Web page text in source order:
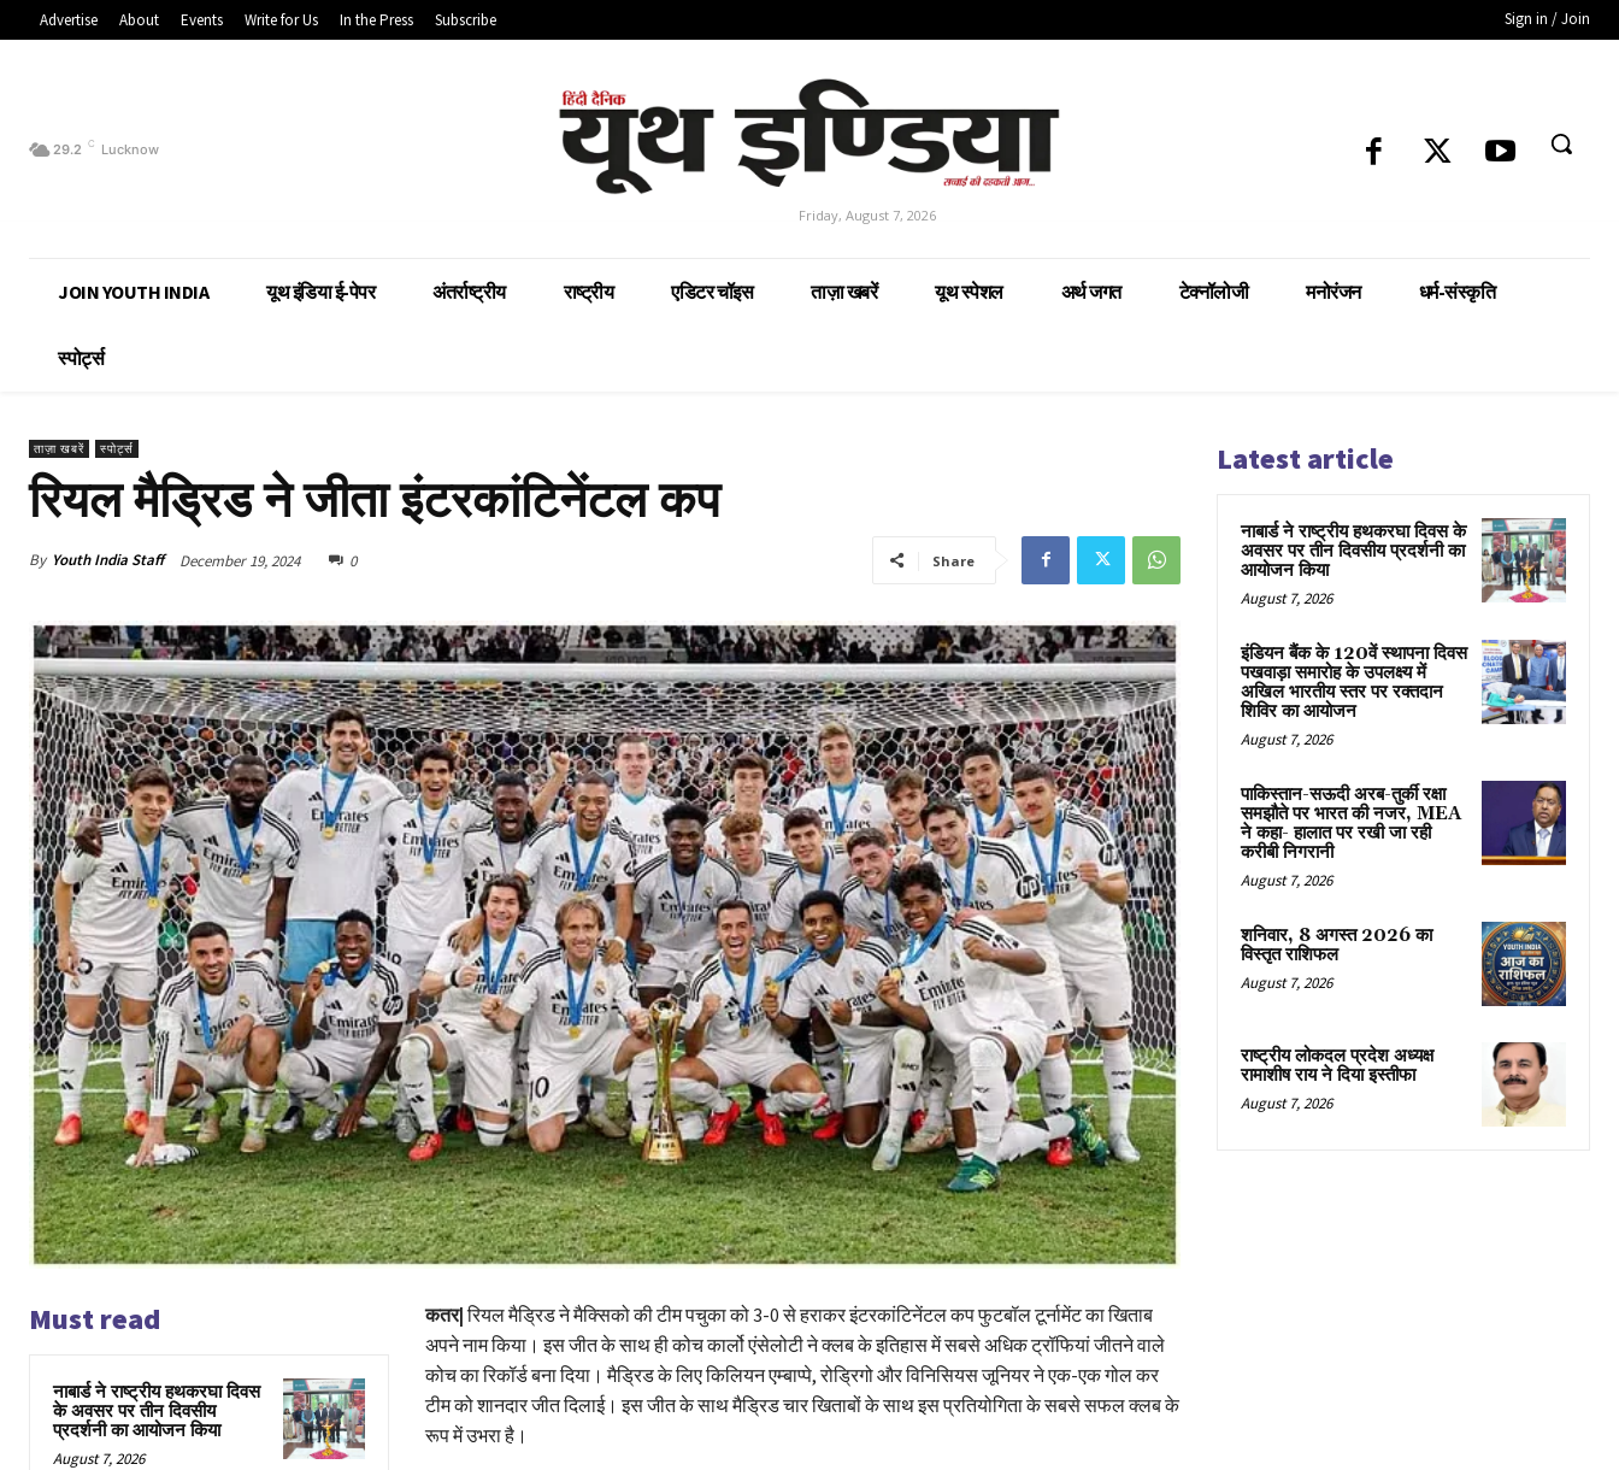
Advertise About Events Write for Us In the Press Subscribe Sign in / Join
29.2 C Lucknow
Friday, August 7, 2026
JOIN YOUTH INDIA यूथ इंडिया ई-पेपर अंतर्राष्ट्रीय राष्ट्रीय एडिटर चॉइस ताज़ा खबरें यूथ स्पेशल अर्थ जगत टेक्नॉलोजी मनोरंजन धर्म-संस्कृति
स्पोर्ट्स
ताज़ा खबरें स्पोर्ट्स
रियल मैड्रिड ने जीता इंटरकांटिनेंटल कप
By Youth India Staff December 19, 2024 0 Share
Must read
नाबार्ड ने राष्ट्रीय हथकरघा दिवस
के अवसर पर तीन दिवसीय
प्रदर्शनी का आयोजन किया
August 7, 2026
कतर|रियल मैड्रिड ने मैक्सिको की टीम पचुका को 3-0 से हराकर इंटरकांटिनेंटल कप फुटबॉल टूर्नामेंट का खिताब
अपने नाम किया। इस जीत के साथ ही कोच कार्लो एंसेलोटी ने क्लब के इतिहास में सबसे अधिक ट्रॉफियां जीतने वाले
कोच का रिकॉर्ड बना दिया। मैड्रिड के लिए किलियन एम्बाप्पे, रोड्रिगो और विनिसियस जूनियर ने एक-एक गोल कर
टीम को शानदार जीत दिलाई। इस जीत के साथ मैड्रिड चार खिताबों के साथ इस प्रतियोगिता के सबसे सफल क्लब के
रूप में उभरा है।
Latest article
नाबार्ड ने राष्ट्रीय हथकरघा दिवस के
अवसर पर तीन दिवसीय प्रदर्शनी का
आयोजन किया
August 7, 2026
इंडियन बैंक के 120वें स्थापना दिवस
पखवाड़ा समारोह के उपलक्ष्य में
अखिल भारतीय स्तर पर रक्तदान
शिविर का आयोजन
August 7, 2026
पाकिस्तान-सऊदी अरब-तुर्की रक्षा
समझौते पर भारत की नजर, MEA
ने कहा- हालात पर रखी जा रही
करीबी निगरानी
August 7, 2026
शनिवार, 8 अगस्त 2026 का
विस्तृत राशिफल
August 7, 2026
राष्ट्रीय लोकदल प्रदेश अध्यक्ष
रामाशीष राय ने दिया इस्तीफा
August 7, 2026